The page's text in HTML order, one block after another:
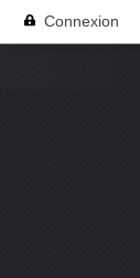
Connexion